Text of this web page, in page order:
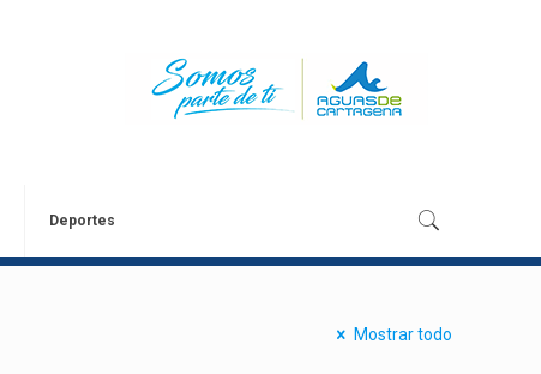
Deportes
Mostrar todo